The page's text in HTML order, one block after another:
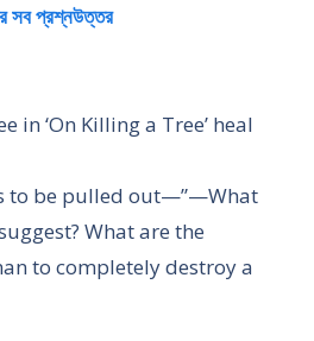
সব প্রশ্নউত্তর
in ‘On Killing a Tree’ heal
to be pulled out—”—What
What are the
to completely destroy a